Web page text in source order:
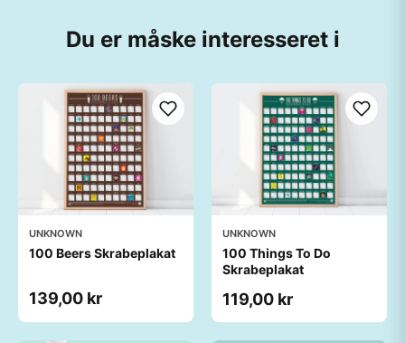
Du er måske interesseret i
UNKNOWN
100 Beers Skrabeplakat
139,00 kr
UNKNOWN
100 Things To Do
Skrabeplakat
119,00 kr